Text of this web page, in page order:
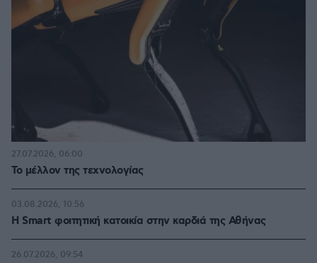
Το μέλλον της τεχνολογίας
27.07.2026, 06:00
Η Smart φοιτητική κατοικία στην καρδιά της Αθήνας
03.08.2026, 10:56
26.07.2026, 09:54